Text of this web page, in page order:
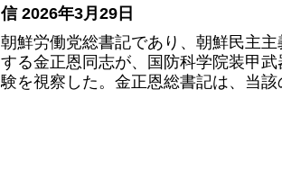
信 2026年3月29日
朝鮮労働党総書記であり、朝鮮民主
する金正恩同志が、国防科学院装甲
験を視察した。金正恩総書記は、当